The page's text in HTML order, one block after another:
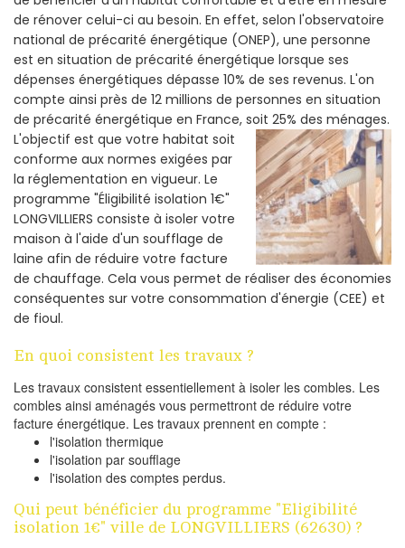
de rénover celui-ci au besoin. En effet, selon l'observatoire
national de précarité énergétique (ONEP), une personne
est en situation de précarité énergétique lorsque ses
dépenses énergétiques dépasse 10% de ses revenus. L'on
compte ainsi près de 12 millions de personnes en situation
de précarité énergétique en France, soit 25% des ménages.
L'objectif est que votre habitat soit
conforme aux normes exigées par
la réglementation en vigueur. Le
programme "Éligibilité isolation 1€"
LONGVILLIERS consiste à isoler votre
maison à l'aide d'un soufflage de
laine afin de réduire votre facture
de chauffage. Cela vous permet de réaliser des économies
conséquentes sur votre consommation d'énergie (CEE) et
de fioul.
En quoi consistent les travaux ?
Les travaux consistent essentiellement à isoler les combles. Les
combles ainsi aménagés vous permettront de réduire votre
facture énergétique. Les travaux prennent en compte :
l'isolation thermique
l'isolation par soufflage
l'isolation des comptes perdus.
Qui peut bénéficier du programme "Eligibilité
isolation 1€" ville de LONGVILLIERS (62630) ?